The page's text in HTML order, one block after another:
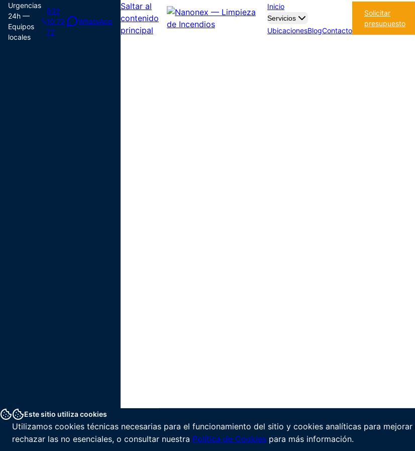
Urgencias
24h —
Equipos
locales
632
10 72
72
WhatsApp
Saltar al
contenido
principal
Inicio
Servicios
UbicacionesBlogContacto
Solicitar
presupuesto
Este sitio utiliza cookies
Utilizamos cookies técnicas necesarias para el funcionamiento del sitio y cookies analíticas para
rechazar las no esenciales, o consultar nuestra Política de Cookies para más información.